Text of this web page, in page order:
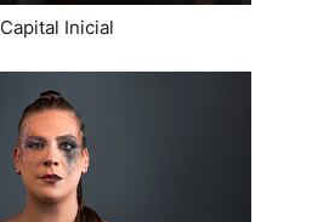
Capital Inicial